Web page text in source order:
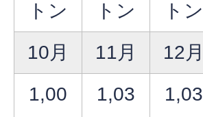
トン
トン
トン
10月
11月 12月
1,00
1,03
1,03